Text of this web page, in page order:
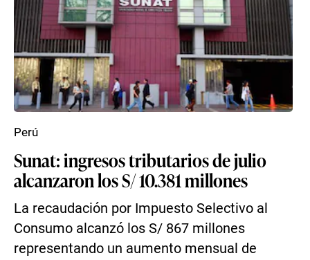
Sunat: ingresos tributarios de julio
alcanzaron los S/ 10.381 millones
La recaudación por Impuesto Selectivo al
Consumo alcanzó los S/ 867 millones
representando un aumento mensual de
Perú